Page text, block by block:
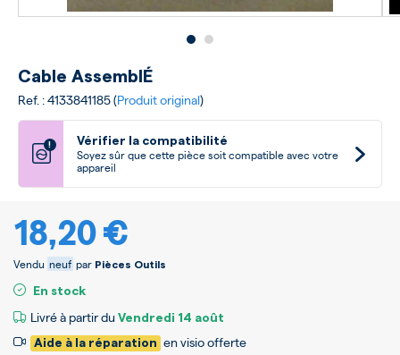
Cable AssemblÉ
Ref. : 4133841185 (Produit original)
! Vérifier la compatibilité
Soyez sûr que cette pièce soit compatible avec votre
appareil
18,20 €
Vendu neuf par Pièces Outils
En stock
Livré à partir du Vendredi 14 août
Aide à la réparation en visio offerte